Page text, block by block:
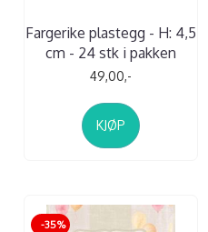
Fargerike plastegg - H: 4,5
cm - 24 stk i pakken
49,00,-
KJØP
-35%